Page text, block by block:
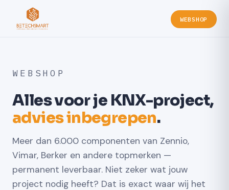
WEBSHOP
WEBSHOP
Alles voor je KNX-project,
advies inbegrepen.
Meer dan 6.000 componenten van Zennio,
Vimar, Berker en andere topmerken —
permanent leverbaar. Niet zeker wat jouw
project nodig heeft? Dat is exact waar wij het